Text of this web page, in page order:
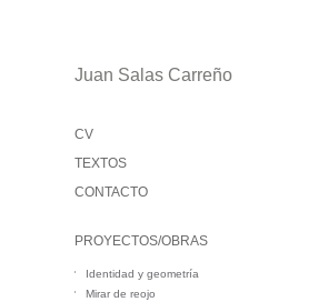
Juan Salas Carreño
CV
TEXTOS
CONTACTO
PROYECTOS/OBRAS
Identidad y geometría
Mirar de reojo